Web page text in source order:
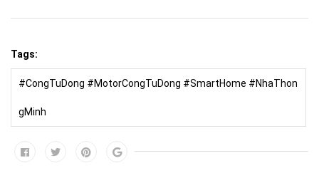
Tags:
#CongTuDong #MotorCongTuDong #SmartHome #NhaThon
gMinh